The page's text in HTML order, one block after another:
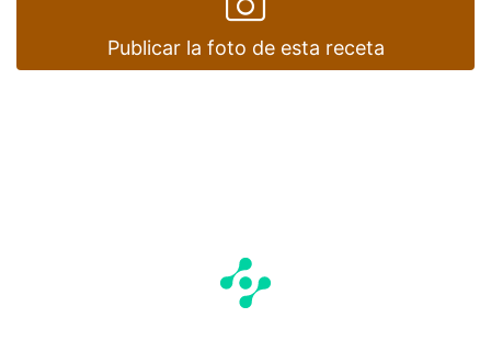
Publicar la foto de esta receta